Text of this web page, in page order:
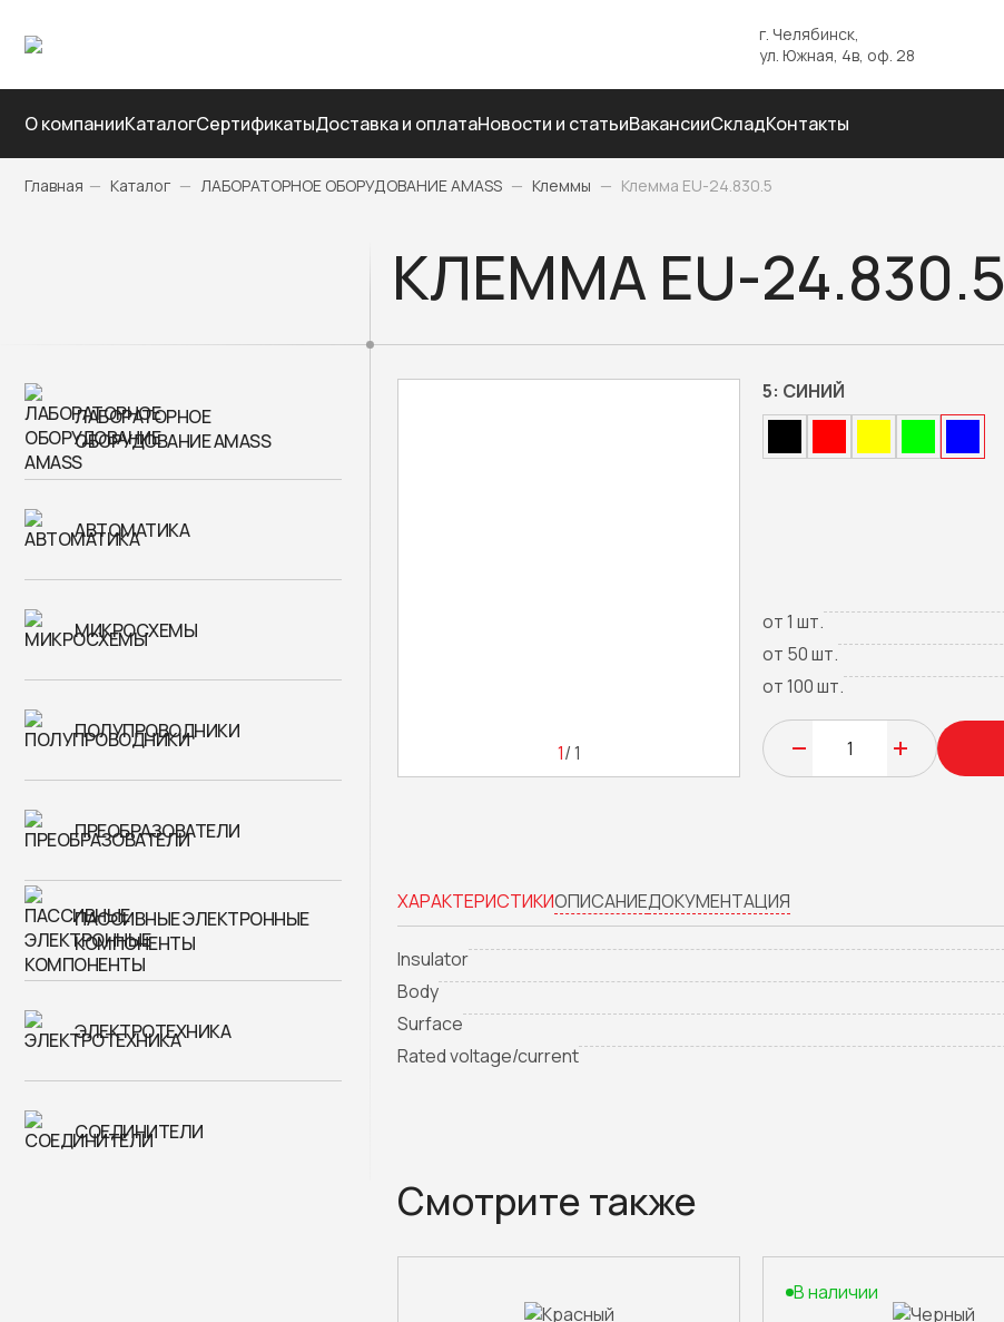
г. Челябинск,
ул. Южная, 4в, оф. 28
О компанииКаталогСертификатыДоставка и оплатаНовости и статьиВакансииСкладКонтакты
Главная — Каталог — ЛАБОРАТОРНОЕ ОБОРУДОВАНИЕ AMASS — Клеммы — Клемма EU-24.830.5
КЛЕММА EU-24.830.5
ЛАБОРАТОРНОЕ
ОБОРУДОВАНИЕ AMASS
АВТОМАТИКА
МИКРОСХЕМЫ
ПОЛУПРОВОДНИКИ
ПРЕОБРАЗОВАТЕЛИ
ПАССИВНЫЕ ЭЛЕКТРОННЫЕ
КОМПОНЕНТЫ
ЭЛЕКТРОТЕХНИКА
СОЕДИНИТЕЛИ
1/ 1
5: СИНИЙ
от 1 шт.
от 50 шт.
от 100 шт.
ХАРАКТЕРИСТИКИОПИСАНИЕДОКУМЕНТАЦИЯ
Insulator
Body
Surface
Rated voltage/current
Смотрите также
В наличии